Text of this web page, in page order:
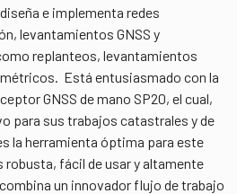
e implementa redes
levantamientos GNSS y
replanteos, levantamientos
Está entusiasmado con la
GNSS de mano SP20, el cual,
para sus trabajos catastrales y de
la herramienta óptima para este
robusta, fácil de usar y altamente
un innovador flujo de trabajo